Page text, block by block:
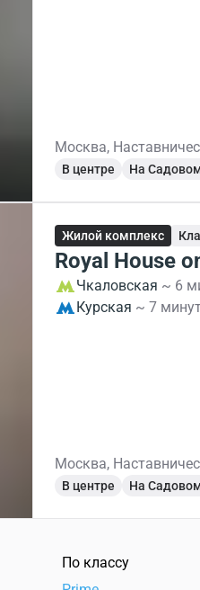
Москва,
В центре На
Жилой комплекс
Royal House
Чкаловская ~ 6
Курская ~ 7
Москва,
В центре На
По классу